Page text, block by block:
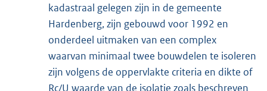
kadastraal gelegen zijn in de gemeente
Hardenberg, zijn gebouwd voor 1992 en
onderdeel uitmaken van een complex
waarvan minimaal twee bouwdelen te isoleren
zijn volgens de oppervlakte criteria en dikte of
Rc/U waarde van de isolatie zoals beschreven